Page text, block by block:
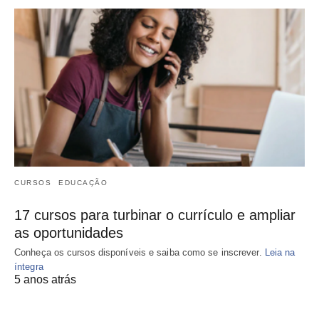
CURSOS EDUCAÇÃO
17 cursos para turbinar o currículo e ampliar
as oportunidades
Conheça os cursos disponíveis e saiba como se inscrever.
Leia na
íntegra
5 anos atrás